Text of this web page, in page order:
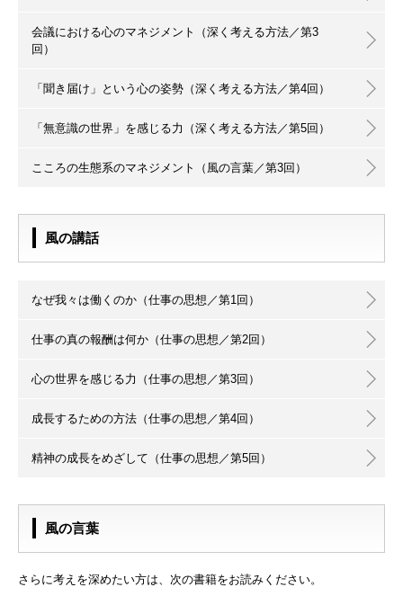
会議における心のマネジメント（深く考える方法／第3
回）
「聞き届け」という心の姿勢（深く考える方法／第4回）
「無意識の世界」を感じる力（深く考える方法／第5回）
こころの生態系のマネジメント（風の言葉／第3回）
風の講話
なぜ我々は働くのか（仕事の思想／第1回）
仕事の真の報酬は何か（仕事の思想／第2回）
心の世界を感じる力（仕事の思想／第3回）
成長するための方法（仕事の思想／第4回）
精神の成長をめざして（仕事の思想／第5回）
風の言葉
さらに考えを深めたい方は、次の書籍をお読みください。